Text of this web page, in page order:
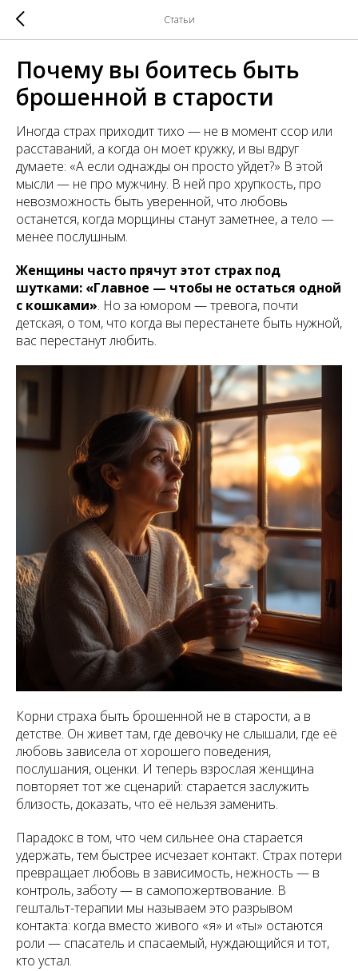
Статьи
Почему вы боитесь быть
брошенной в старости
Иногда страх приходит тихо — не в момент ссор или
расставаний, а когда он моет кружку, и вы вдруг
думаете: «А если однажды он просто уйдет?» В этой
мысли — не про мужчину. В ней про хрупкость, про
невозможность быть уверенной, что любовь
останется, когда морщины станут заметнее, а тело —
менее послушным.
Женщины часто прячут этот страх под
шутками: «Главное — чтобы не остаться одной
с кошками». Но за юмором — тревога, почти
детская, о том, что когда вы перестанете быть нужной,
вас перестанут любить.
Корни страха быть брошенной не в старости, а в
детстве. Он живет там, где девочку не слышали, где её
любовь зависела от хорошего поведения,
послушания, оценки. И теперь взрослая женщина
повторяет тот же сценарий: старается заслужить
близость, доказать, что её нельзя заменить.
Парадокс в том, что чем сильнее она старается
удержать, тем быстрее исчезает контакт. Страх потери
превращает любовь в зависимость, нежность — в
контроль, заботу — в самопожертвование. В
гештальт-терапии мы называем это разрывом
контакта: когда вместо живого «я» и «ты» остаются
роли — спасатель и спасаемый, нуждающийся и тот,
кто устал.